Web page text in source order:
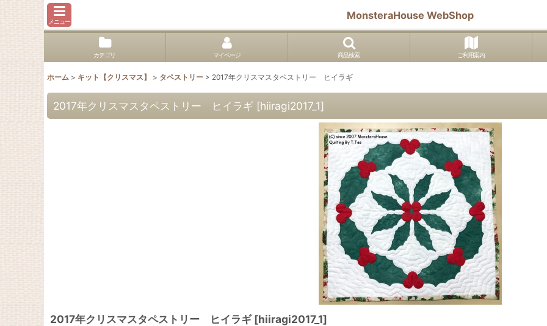
メニュー
MonsteraHouse WebShop
カテゴリ マイページ 商品検索 ご利用案内
ホーム > キット【クリスマス】 > タペストリー > 2017年クリスマスタペストリー ヒイラギ
2017年クリスマスタペストリー ヒイラギ [hiiragi2017_1]
2017年クリスマスタペストリー ヒイラギ [hiiragi2017_1]